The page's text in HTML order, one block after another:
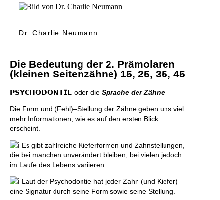
Dr. Charlie Neumann
Die Bedeutung der 2. Prämolaren
(kleinen Seitenzähne) 15, 25, 35, 45
𝗣𝗦𝗬𝗖𝗛𝗢𝗗𝗢𝗡𝗧𝗜𝗘 oder dieSprache der Zähne
Die Form und (Fehl)–Stellung der Zähne geben uns viel
mehr Informationen, wie es auf den ersten Blick
erscheint.
Es gibt zahlreiche Kieferformen und Zahnstellungen,
die bei manchen unverändert bleiben, bei vielen jedoch
im Laufe des Lebens variieren.
Laut der Psychodontie hat jeder Zahn (und Kiefer)
eine Signatur durch seine Form sowie seine Stellung.